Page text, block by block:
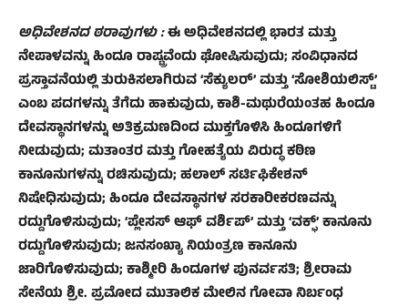
ಅಧಿವೇಶನದ ಠರಾವುಗಳು :ಈ ಅಧಿವೇಶನದಲ್ಲಿ ಭಾರತ ಮತ್ತು
ನೇಪಾಳವನ್ನು ಹಿಂದೂ ರಾಷ್ಟ್ರವೆಂದು ಘೋಷಿಸುವುದು; ಸಂವಿಧಾನದ
ಪ್ರಸ್ತಾವನೆಯಲ್ಲಿ ತುರುಕಿಸಲಾಗಿರುವ ‘ಸೆಕ್ಯುಲರ್’ ಮತ್ತು ‘ಸೋಶಿಯಲಿಸ್ಟ್’
ಎಂಬ ಪದಗಳನ್ನು ತೆಗೆದು ಹಾಕುವುದು, ಕಾಶಿ-ಮಥುರೆಯಂತಹ ಹಿಂದೂ
ದೇವಸ್ಥಾನಗಳನ್ನು ಅತಿಕ್ರಮಣದಿಂದ ಮುಕ್ತಗೊಳಿಸಿ ಹಿಂದೂಗಳಿಗೆ
ನೀಡುವುದು; ಮತಾಂತರ ಮತ್ತು ಗೋಹತ್ಯೆಯ ವಿರುದ್ಧ ಕಠಿಣ
ಕಾನೂನುಗಳನ್ನು ರಚಿಸುವುದು; ಹಲಾಲ್ ಸರ್ಟಿಫಿಕೇಶನ್
ನಿಷೇಧಿಸುವುದು; ಹಿಂದೂ ದೇವಸ್ಥಾನಗಳ ಸರಕಾರೀಕರಣವನ್ನು
ರದ್ದುಗೊಳಿಸುವುದು; ‘ಪ್ಲೇಸಸ್ ಆಫ್ ವರ್ಶಿಪ್’ ಮತ್ತು ‘ವಕ್ಫ್’ ಕಾನೂನು
ರದ್ದುಗೊಳಿಸುವುದು; ಜನಸಂಖ್ಯಾ ನಿಯಂತ್ರಣ ಕಾನೂನು
ಜಾರಿಗೊಳಿಸುವುದು; ಕಾಶ್ಮೀರಿ ಹಿಂದೂಗಳ ಪುನರ್ವಸತಿ; ಶ್ರೀರಾಮ
ಸೇನೆಯ ಶ್ರೀ. ಪ್ರಮೋದ ಮುತಾಲಿಕ ಮೇಲಿನ ಗೋವಾ ನಿರ್ಬಂಧ